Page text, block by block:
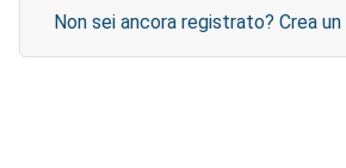
Non sei ancora registrato? Crea